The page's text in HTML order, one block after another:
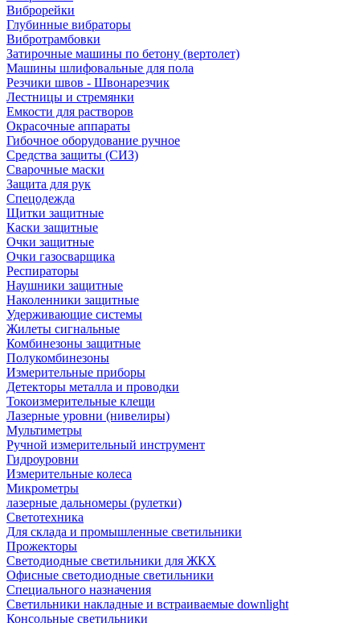
Виброрейки
Глубинные вибраторы
Вибротрамбовки
Затирочные машины по бетону (вертолет)
Машины шлифовальные для пола
Резчики швов - Швонарезчик
Лестницы и стремянки
Емкости для растворов
Окрасочные аппараты
Гибочное оборудование ручное
Средства защиты (СИЗ)
Сварочные маски
Защита для рук
Спецодежда
Щитки защитные
Каски защитные
Очки защитные
Очки газосварщика
Респираторы
Наушники защитные
Наколенники защитные
Удерживающие системы
Жилеты сигнальные
Комбинезоны защитные
Полукомбинезоны
Измерительные приборы
Детекторы металла и проводки
Токоизмерительные клещи
Лазерные уровни (нивелиры)
Мультиметры
Ручной измерительный инструмент
Гидроуровни
Измерительные колеса
Микрометры
лазерные дальномеры (рулетки)
Светотехника
Для склада и промышленные светильники
Прожекторы
Светодиодные светильники для ЖКХ
Офисные светодиодные светильники
Специального назначения
Светильники накладные и встраиваемые downlight
Консольные светильники